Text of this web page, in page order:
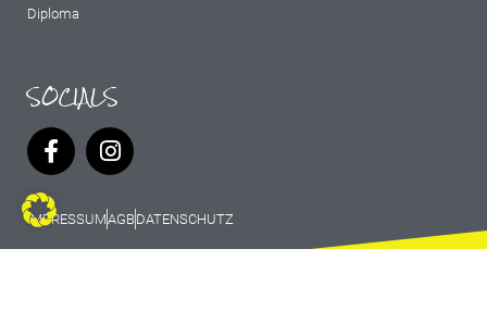
Diploma
SOCIALS
IMPRESSUMAGBDATENSCHUTZ